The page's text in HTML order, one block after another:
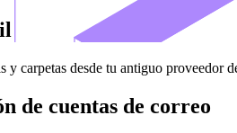
y carpetas desde tu antiguo proveedor
de cuentas de correo